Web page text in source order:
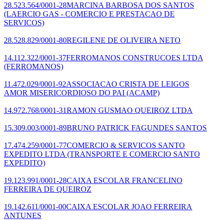
28.523.564/0001-28MARCINA BARBOSA DOS SANTOS
(LAERCIO GAS - COMERCIO E PRESTACAO DE
SERVICOS)
28.528.829/0001-80REGILENE DE OLIVEIRA NETO
14.112.322/0001-37FERROMANOS CONSTRUCOES LTDA
(FERROMANOS)
11.472.029/0001-92ASSOCIACAO CRISTA DE LEIGOS
AMOR MISERICORDIOSO DO PAI (ACAMP)
14.972.768/0001-31RAMON GUSMAO QUEIROZ LTDA
15.309.003/0001-89BRUNO PATRICK FAGUNDES SANTOS
17.474.259/0001-77COMERCIO & SERVICOS SANTO
EXPEDITO LTDA (TRANSPORTE E COMERCIO SANTO
EXPEDITO)
19.123.991/0001-28CAIXA ESCOLAR FRANCELINO
FERREIRA DE QUEIROZ
19.142.611/0001-00CAIXA ESCOLAR JOAO FERREIRA
ANTUNES